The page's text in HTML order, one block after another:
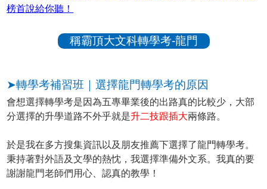
榜首說給你聽！
稱霸頂大文科轉學考-龍門
➤轉學考補習班｜選擇龍門轉學考的原因
會想選擇轉學考是因為五專畢業後的出路真的比較少，大部
分選擇的升學道路不外乎就是升二技跟插大兩條路。
於是我在多方搜集資訊以及朋友推薦下選擇了龍門轉學考。
秉持著對外語及文學的熱忱，我選擇準備外文系。我真的要
謝謝龍門老師們用心、認真的教學！